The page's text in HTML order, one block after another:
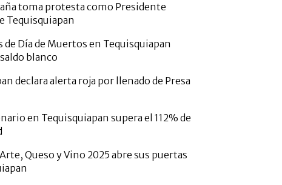
toma protesta como Presidente
Tequisquiapan
de Día de Muertos en Tequisquiapan
blanco
declara alerta roja por llenado de Presa
en Tequisquiapan supera el 112% de
Queso y Vino 2025 abre sus puertas